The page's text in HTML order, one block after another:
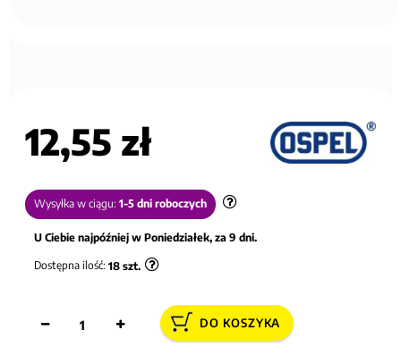
12,55 zł
Wysyłka w ciągu: 1-5 dni roboczych
U Ciebie najpóźniej w Poniedziałek, za 9 dni.
Dostępna ilość: 18 szt.
DO KOSZYKA